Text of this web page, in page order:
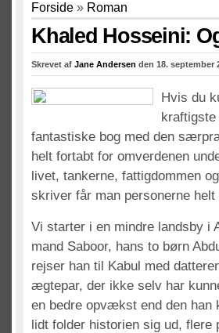
Forside » Roman
Khaled Hosseini:
Skrevet af Jane Andersen den 18. september
Hvis du
fantastiske bog med den
helt fortabt for omverdenen
livet, tankerne, fattigdommen
skriver får man personerne
Vi starter i en mindre landsby i
mand Saboor, hans to børn
rejser han til Kabul med
ægtepar, der ikke selv har
en bedre opvækst end den han
lidt folder historien sig ud,